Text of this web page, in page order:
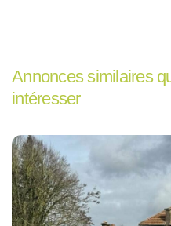
Annonces similaires
intéresser